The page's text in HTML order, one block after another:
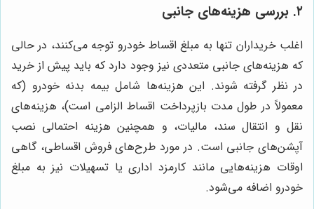
۲. بررسی هزینه‌های جانبی
اغلب خریداران تنها به مبلغ اقساط خودرو توجه می‌کنند، در حالی
که هزینه‌های جانبی متعددی نیز وجود دارد که باید پیش از خرید
در نظر گرفته شوند. این هزینه‌ها شامل بیمه بدنه خودرو (که
معمولاً در طول مدت بازپرداخت اقساط الزامی است)، هزینه‌های
نقل و انتقال سند، مالیات، و همچنین هزینه احتمالی نصب
آپشن‌های جانبی است. در مورد طرح‌های فروش اقساطی، گاهی
اوقات هزینه‌هایی مانند کارمزد اداری یا تسهیلات نیز به مبلغ
خودرو اضافه می‌شود.